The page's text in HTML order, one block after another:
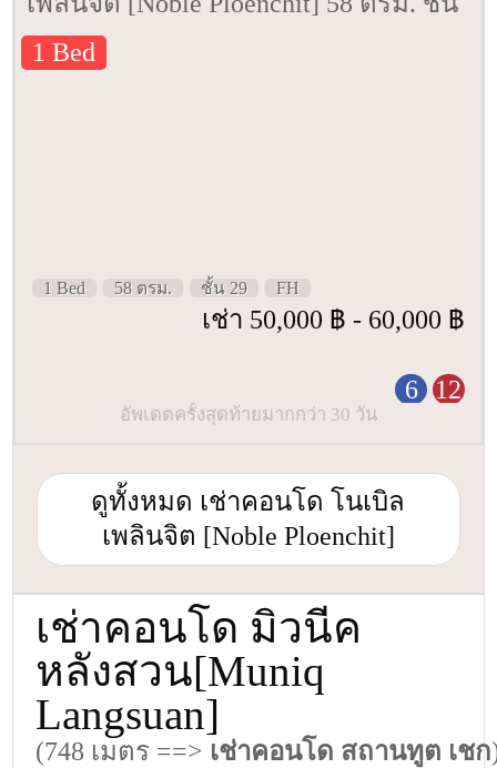
29
1 Bed
1 Bed 58 ตรม. ชั้น 29 FH
เช่า 50,000 ฿ - 60,000 ฿
6 12
อัพเดตครั้งสุดท้ายมากกว่า 30 วัน
ดูทั้งหมด เช่าคอนโด โนเบิล
เพลินจิต [Noble Ploenchit]
เช่าคอนโด มิวนีค
หลังสวน[Muniq
Langsuan]
(748 เมตร ==> เช่าคอนโด สถานทูต เชก